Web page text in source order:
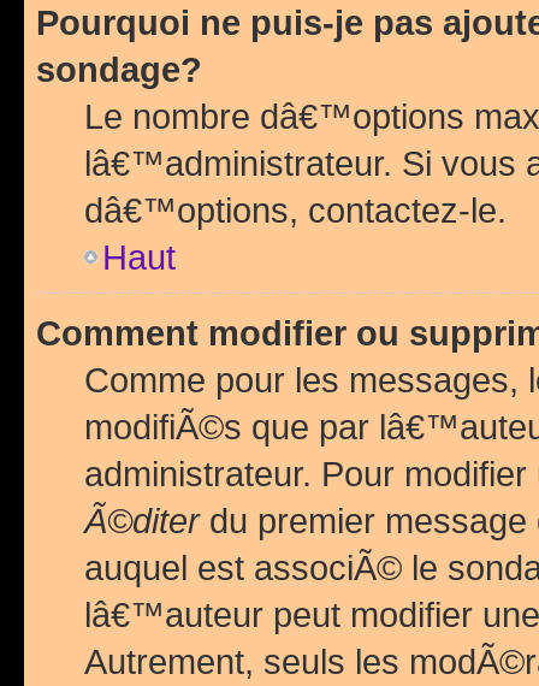
Pourquoi ne puis-je pas
sondage?
Le nombre dâ€™options
lâ€™administrateur. Si vous
dâ€™options, contactez-le.
Haut
Comment modifier ou
Comme pour les messages,
modifiÃ©s que par
administrateur. Pour
Ã©diterdu premier
auquel est associÃ© le
lâ€™auteur peut modifier
Autrement, seuls les